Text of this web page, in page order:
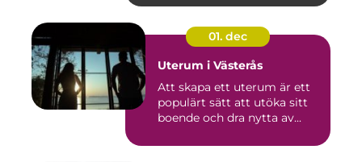
01. dec
Uterum i Västerås
Att skapa ett uterum är ett
populärt sätt att utöka sitt
boende och dra nytta av...